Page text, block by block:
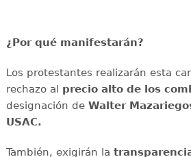
¿Por qué manifestarán?
Los protestantes realizarán esta
rechazo al precio alto de los
designación de Walter
USAC.
También, exigirán la